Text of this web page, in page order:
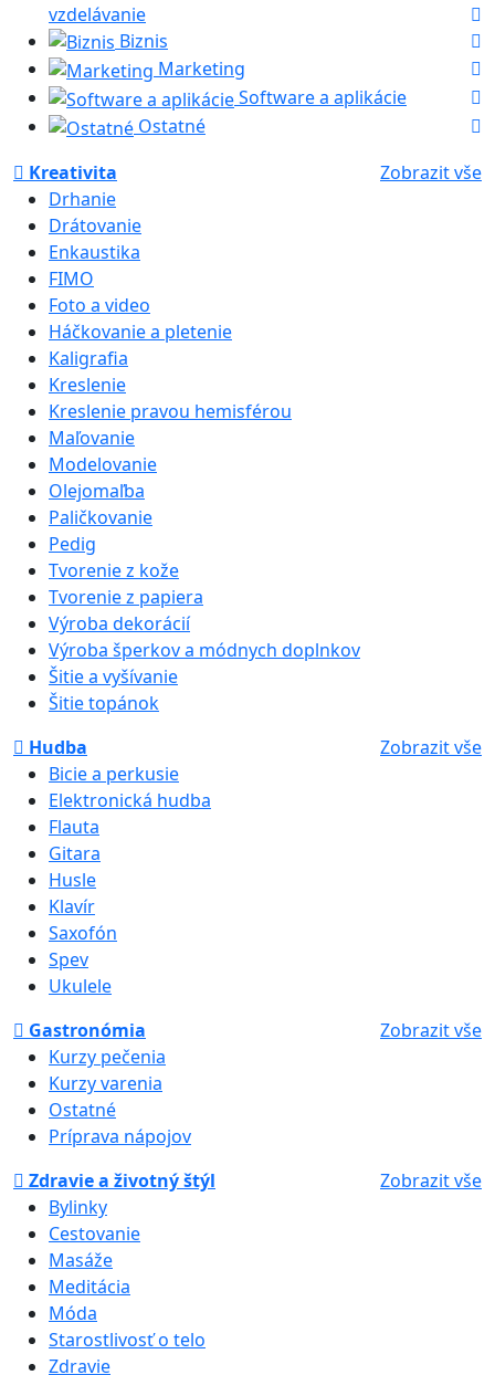
vzdelávanie
Biznis
Marketing
Software a aplikácie
Ostatné
Kreativita
Zobrazit vše
Drhanie
Drátovanie
Enkaustika
FIMO
Foto a video
Háčkovanie a pletenie
Kaligrafia
Kreslenie
Kreslenie pravou hemisférou
Maľovanie
Modelovanie
Olejomaľba
Paličkovanie
Pedig
Tvorenie z kože
Tvorenie z papiera
Výroba dekorácií
Výroba šperkov a módnych doplnkov
Šitie a vyšívanie
Šitie topánok
Hudba
Zobrazit vše
Bicie a perkusie
Elektronická hudba
Flauta
Gitara
Husle
Klavír
Saxofón
Spev
Ukulele
Gastronómia
Zobrazit vše
Kurzy pečenia
Kurzy varenia
Ostatné
Príprava nápojov
Zdravie a životný štýl
Zobrazit vše
Bylinky
Cestovanie
Masáže
Meditácia
Móda
Starostlivosť o telo
Zdravie